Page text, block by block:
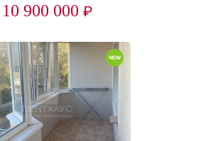
10 900 000 ₽